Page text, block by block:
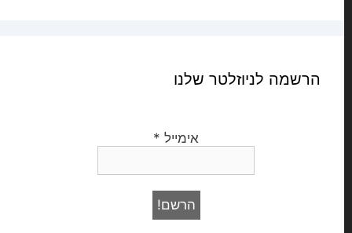
הרשמה לניוזלטר שלנו
אימייל*